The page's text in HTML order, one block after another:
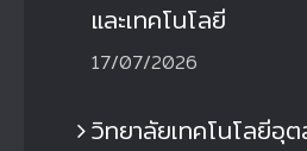
และเทคโนโลยี
17/07/2026
วิทยาลัยเทคโนโลยีอุ